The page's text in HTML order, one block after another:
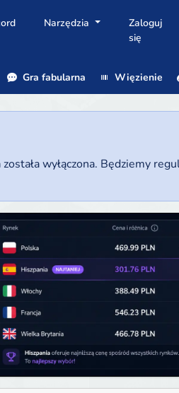
Narzędzia
Zaloguj
się
Gra fabularna Więzienie
wyłączona. Będziemy